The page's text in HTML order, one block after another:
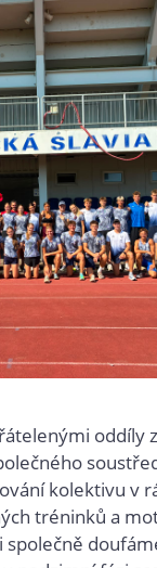
oddíly
kolektivu v
tréninků a
společně